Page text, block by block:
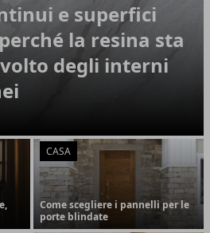
e superfici
la resina sta
degli interni
CASA
Come scegliere i pannelli per le
porte blindate